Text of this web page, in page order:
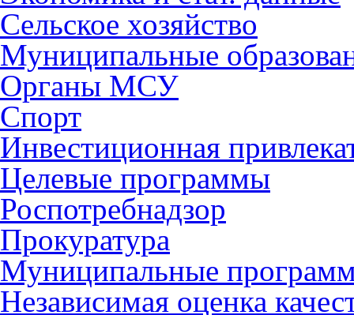
Сельское хозяйство
Муниципальные
Органы МСУ
Спорт
Инвестиционная
Целевые программы
Роспотребнадзор
Прокуратура
Муниципальные
Независимая оценка